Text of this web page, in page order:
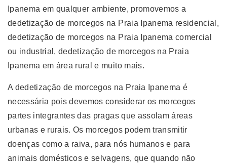
Ipanema em qualquer ambiente, promovemos a
dedetização de morcegos na Praia Ipanema residencial,
dedetização de morcegos na Praia Ipanema comercial
ou industrial, dedetização de morcegos na Praia
Ipanema em área rural e muito mais.
A dedetização de morcegos na Praia Ipanema é
necessária pois devemos considerar os morcegos
partes integrantes das pragas que assolam áreas
urbanas e rurais. Os morcegos podem transmitir
doenças como a raiva, para nós humanos e para
animais domésticos e selvagens, que quando não